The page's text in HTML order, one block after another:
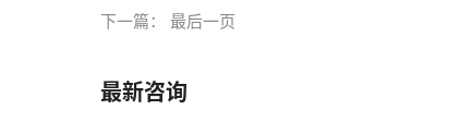
下一篇： 最后一页
最新咨询